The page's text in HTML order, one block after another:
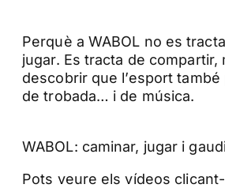
Perquè a WABOL no es
jugar. Es tracta de compartir,
descobrir que l’esport
de trobada… i de música.
WABOL: caminar, jugar i
Pots veure els vídeos